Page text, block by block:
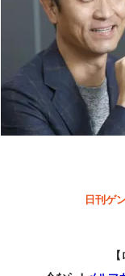
日刊ゲ